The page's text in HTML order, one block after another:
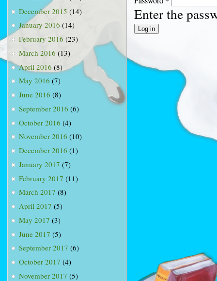
December 2015 (14)
January 2016 (14)
February 2016 (23)
March 2016 (13)
April 2016 (8)
May 2016 (7)
June 2016 (8)
September 2016 (6)
October 2016 (4)
November 2016 (10)
December 2016 (1)
January 2017 (7)
February 2017 (11)
March 2017 (8)
April 2017 (5)
May 2017 (3)
June 2017 (5)
September 2017 (6)
October 2017 (4)
November 2017 (5)
Enter the